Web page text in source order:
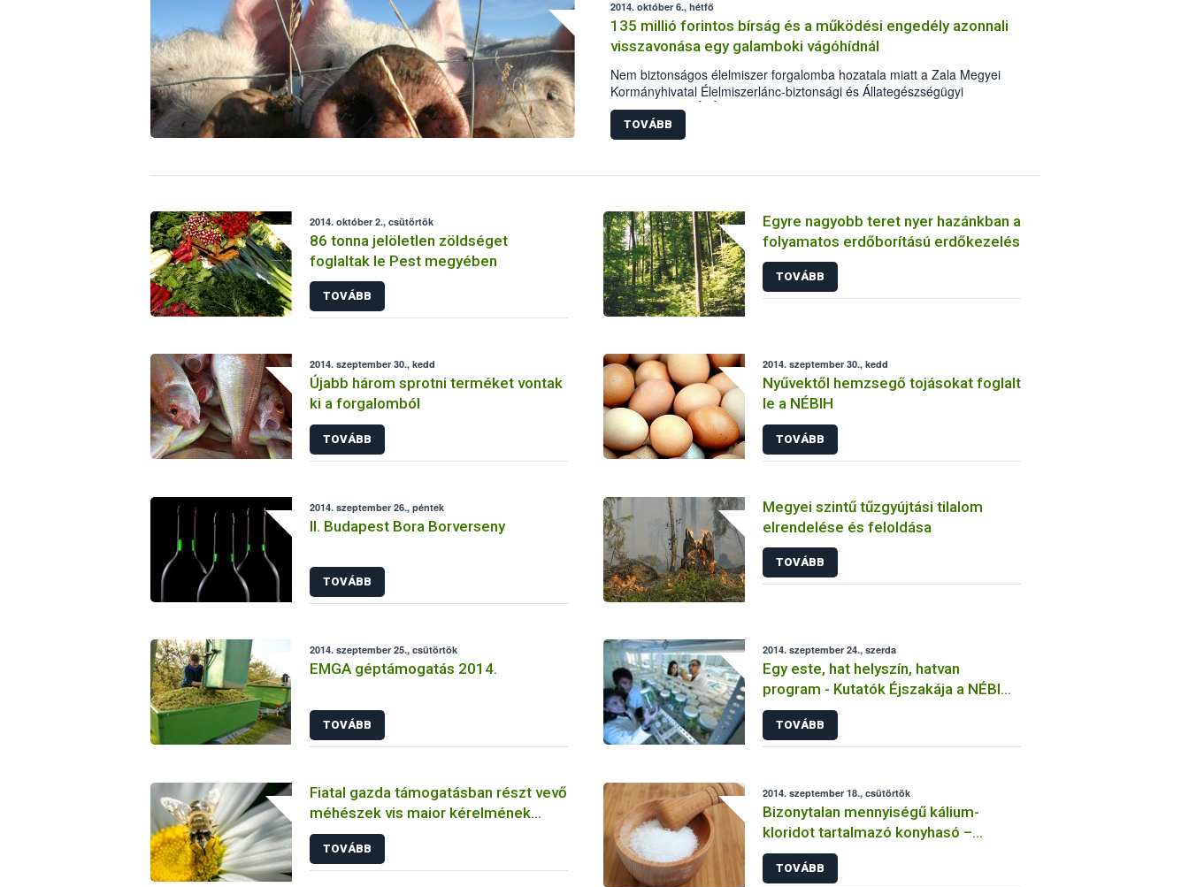
megjelenő egzotikus gyümölcsöket (mangó, ananász) vizsgálja. Az
intézkedés fontosságát jelzi, hogy hazánkban az egy főre eső évi
déligyümölcs-fogyasztás közel 12 kilogramm.
2014. október 6., hétfő
135 millió forintos bírság és a működési engedély azonnali
visszavonása egy galamboki vágóhídnál
Nem biztonságos élelmiszer forgalomba hozatala miatt a Zala Megyei
Kormányhivatal Élelmiszerlánc-biztonsági és Állategészségügyi
Igazgatósága (ÉbÁI) azonnali hatállyal visszavonta Farkas Zsolt egyéni
vállalkozó által Galambok, Hegyalja u. 30/A alatt működtetett, HU-618
engedélyezési számú sertésvágóhíd működési engedélyét.
TOVÁBB
2014. október 2., csütörtök
86 tonna jelöletlen zöldséget
foglaltak le Pest megyében
TOVÁBB
Egyre nagyobb teret nyer hazánkban a
folyamatos erdőborítású erdőkezelés
TOVÁBB
2014. szeptember 30., kedd
Újabb három sprotni terméket vontak
ki a forgalomból
TOVÁBB
2014. szeptember 30., kedd
Nyűvektől hemzsegő tojásokat foglalt
le a NÉBIH
TOVÁBB
2014. szeptember 26., péntek
II. Budapest Bora Borverseny
TOVÁBB
Megyei szintű tűzgyújtási tilalom
elrendelése és feloldása
TOVÁBB
2014. szeptember 25., csütörtök
EMGA géptámogatás 2014.
TOVÁBB
2014. szeptember 24., szerda
Egy este, hat helyszín, hatvan
program - Kutatók Éjszakája a NÉBIH-
nél is
TOVÁBB
Fiatal gazda támogatásban részt vevő
méhészek vis maior kérelmének
beadása
TOVÁBB
2014. szeptember 18., csütörtök
Bizonytalan mennyiségű kálium-
kloridot tartalmazó konyhasó –
élelmiszerbiztonsági vonatkozások
TOVÁBB